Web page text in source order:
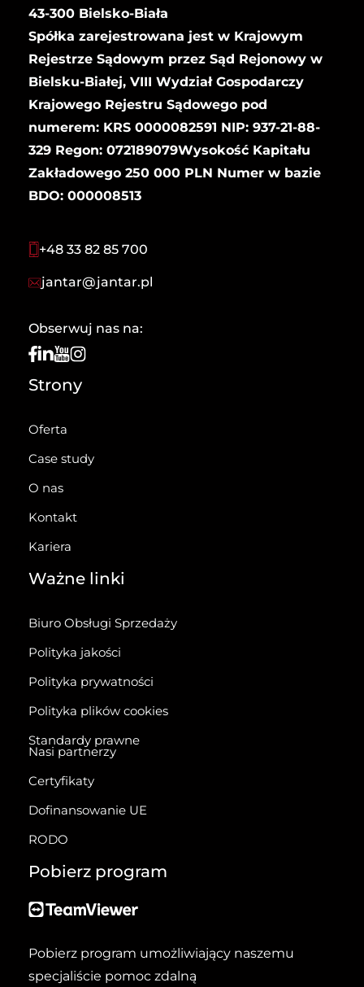
43-300 Bielsko-Biała
Spółka zarejestrowana jest w Krajowym
Rejestrze Sądowym przez Sąd Rejonowy w
Bielsku-Białej, VIII Wydział Gospodarczy
Krajowego Rejestru Sądowego pod
numerem: KRS 0000082591 NIP: 937-21-88-
329 Regon: 072189079Wysokość Kapitału
Zakładowego 250 000 PLN Numer w bazie
BDO: 000008513
+48 33 82 85 700
jantar@jantar.pl
Obserwuj nas na:
Strony
Oferta
Case study
O nas
Kontakt
Kariera
Ważne linki
Biuro Obsługi Sprzedaży
Polityka jakości
Polityka prywatności
Polityka plików cookies
Standardy prawne
Nasi partnerzy
Certyfikaty
Dofinansowanie UE
RODO
Pobierz program
Pobierz program umożliwiający naszemu
specjaliście pomoc zdalną